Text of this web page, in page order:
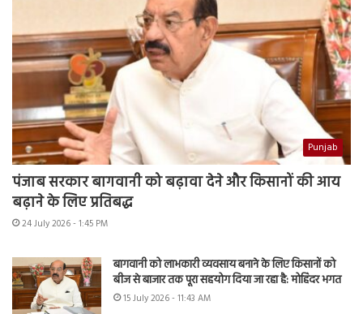
Punjab
पंजाब सरकार बागवानी को बढ़ावा देने और किसानों की आय
बढ़ाने के लिए प्रतिबद्ध
24 July 2026 - 1:45 PM
बागवानी को लाभकारी व्यवसाय बनाने के लिए किसानों को
बीज से बाजार तक पूरा सहयोग दिया जा रहा है: मोहिंदर भगत
15 July 2026 - 11:43 AM